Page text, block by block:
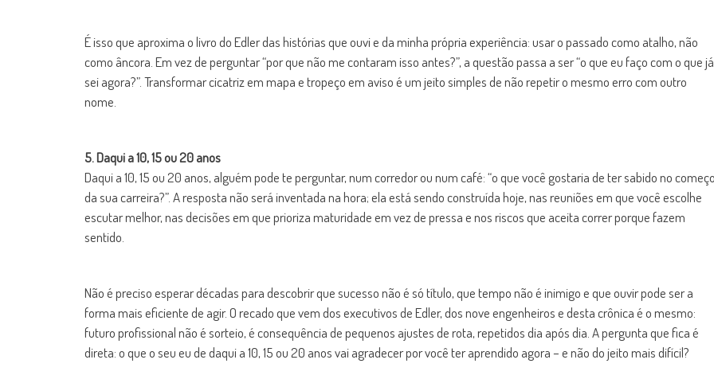
É isso que aproxima o livro do Edler das histórias que ouvi e da minha própria experiência: usar o passado como atalho, não
como âncora. Em vez de perguntar “por que não me contaram isso antes?”, a questão passa a ser “o que eu faço com o que já
sei agora?”. Transformar cicatriz em mapa e tropeço em aviso é um jeito simples de não repetir o mesmo erro com outro
nome.
5. Daqui a 10, 15 ou 20 anos
Daqui a 10, 15 ou 20 anos, alguém pode te perguntar, num corredor ou num café: “o que você gostaria de ter sabido no
da sua carreira?”. A resposta não será inventada na hora; ela está sendo construída hoje, nas reuniões em que você escolhe
escutar melhor, nas decisões em que prioriza maturidade em vez de pressa e nos riscos que aceita correr porque fazem
sentido.
Não é preciso esperar décadas para descobrir que sucesso não é só título, que tempo não é inimigo e que ouvir pode ser a
forma mais eficiente de agir. O recado que vem dos executivos de Edler, dos nove engenheiros e desta crônica é o mesmo:
futuro profissional não é sorteio, é consequência de pequenos ajustes de rota, repetidos dia após dia. A pergunta que fica é
direta: o que o seu eu de daqui a 10, 15 ou 20 anos vai agradecer por você ter aprendido agora – e não do jeito mais difícil?